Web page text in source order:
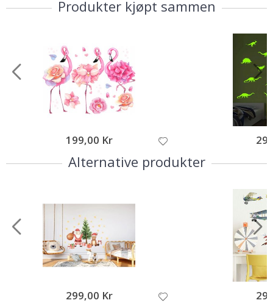
Produkter kjøpt sammen
199,00 Kr
Alternative produkter
299,00 Kr